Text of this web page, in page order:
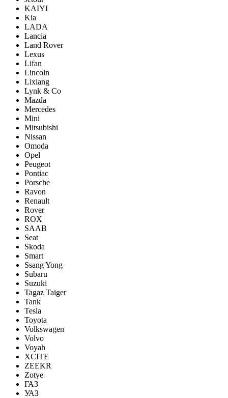
KAIYI
Kia
LADA
Lancia
Land Rover
Lexus
Lifan
Lincoln
Lixiang
Lynk & Co
Mazda
Mercedes
Mini
Mitsubishi
Nissan
Omoda
Opel
Peugeot
Pontiac
Porsсhe
Ravon
Renault
Rover
ROX
SAAB
Seat
Skoda
Smart
Ssang Yong
Subaru
Suzuki
Tagaz Taiger
Tank
Tesla
Toyota
Volkswagen
Volvo
Voyah
XCITE
ZEEKR
Zotye
ГАЗ
УАЗ